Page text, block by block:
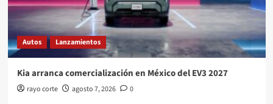
Autos Lanzamientos
Kia arranca comercialización en México del EV3 2027
rayo corte agosto 7, 2026 0